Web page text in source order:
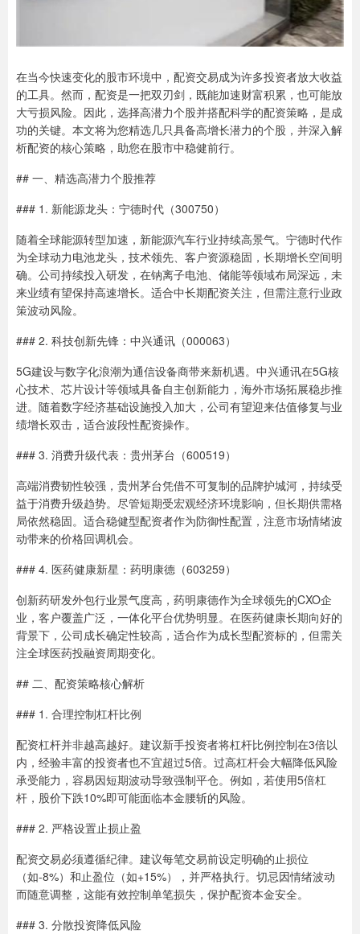
在当今快速变化的股市环境中，配资交易成为许多投资者放大收益
的工具。然而，配资是一把双刃剑，既能加速财富积累，也可能放
大亏损风险。因此，选择高潜力个股并搭配科学的配资策略，是成
功的关键。本文将为您精选几只具备高增长潜力的个股，并深入解
析配资的核心策略，助您在股市中稳健前行。
## 一、精选高潜力个股推荐
### 1. 新能源龙头：宁德时代（300750）
随着全球能源转型加速，新能源汽车行业持续高景气。宁德时代作
为全球动力电池龙头，技术领先、客户资源稳固，长期增长空间明
确。公司持续投入研发，在钠离子电池、储能等领域布局深远，未
来业绩有望保持高速增长。适合中长期配资关注，但需注意行业政
策波动风险。
### 2. 科技创新先锋：中兴通讯（000063）
5G建设与数字化浪潮为通信设备商带来新机遇。中兴通讯在5G核
心技术、芯片设计等领域具备自主创新能力，海外市场拓展稳步推
进。随着数字经济基础设施投入加大，公司有望迎来估值修复与业
绩增长双击，适合波段性配资操作。
### 3. 消费升级代表：贵州茅台（600519）
高端消费韧性较强，贵州茅台凭借不可复制的品牌护城河，持续受
益于消费升级趋势。尽管短期受宏观经济环境影响，但长期供需格
局依然稳固。适合稳健型配资者作为防御性配置，注意市场情绪波
动带来的价格回调机会。
### 4. 医药健康新星：药明康德（603259）
创新药研发外包行业景气度高，药明康德作为全球领先的CXO企
业，客户覆盖广泛，一体化平台优势明显。在医药健康长期向好的
背景下，公司成长确定性较高，适合作为成长型配资标的，但需关
注全球医药投融资周期变化。
## 二、配资策略核心解析
### 1. 合理控制杠杆比例
配资杠杆并非越高越好。建议新手投资者将杠杆比例控制在3倍以
内，经验丰富的投资者也不宜超过5倍。过高杠杆会大幅降低风险
承受能力，容易因短期波动导致强制平仓。例如，若使用5倍杠
杆，股价下跌10%即可能面临本金腰斩的风险。
### 2. 严格设置止损止盈
配资交易必须遵循纪律。建议每笔交易前设定明确的止损位
（如-8%）和止盈位（如+15%），并严格执行。切忌因情绪波动
而随意调整，这能有效控制单笔损失，保护配资本金安全。
### 3. 分散投资降低风险